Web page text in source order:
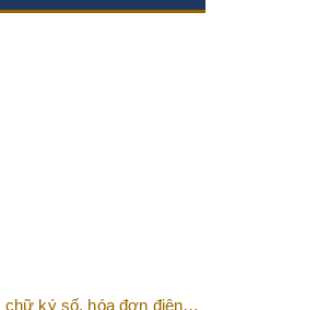
chữ ký số, hóa đơn điện